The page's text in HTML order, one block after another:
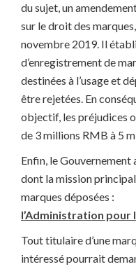
du sujet, un
sur le droit des
novembre 2019. Il
d’enregistrement de
destinées à l’usage et
être rejetées. En
objectif, les préjudices
de 3 millions RMB à 5
Enfin, le
dont la mission
marques déposées :
l’Administration pour
Tout titulaire d’une
intéressé pourrait